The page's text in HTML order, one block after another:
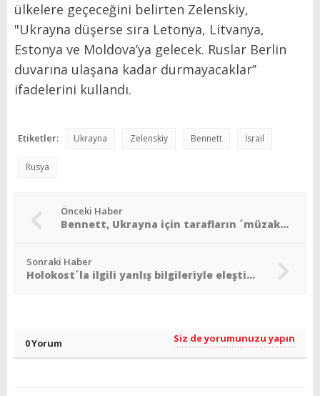
ülkelere geçeceğini belirten Zelenskiy,
"Ukrayna düşerse sıra Letonya, Litvanya,
Estonya ve Moldova’ya gelecek. Ruslar Berlin
duvarına ulaşana kadar durmayacaklar’’
ifadelerini kullandı.
Etiketler: Ukrayna Zelenskiy Bennett İsrail
Rusya
Önceki Haber
Bennett, Ukrayna için tarafların ´müzakere masasına oturtulması´ çağrısı yaptı
Sonraki Haber
Holokost´la ilgili yanlış bilgileriyle eleştirilen ´Çizgili Pijamalı Çocuk´un devamı geliyor
0 Yorum Siz de yorumunuzu yapın